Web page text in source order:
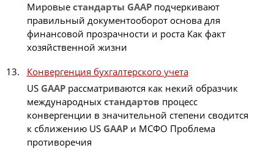
Мировые стандарты GAAPподчеркивают
правильный документооборот основа для
финансовой прозрачности и роста Как факт
хозяйственной жизни
Конвергенция бухгалтерского учета
US GAAPрассматриваются как некий образчик
международных стандартов процесс
конвергенции в значительной степени сводится
к сближению US GAAPи МСФО Проблема
противоречия